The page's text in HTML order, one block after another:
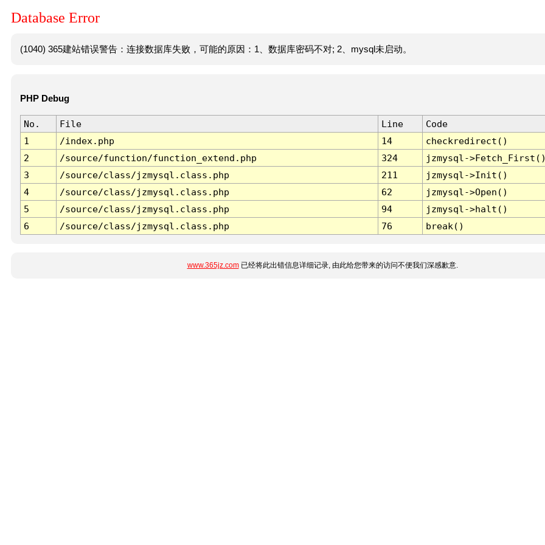
Database Error
(1040) 365建站错误警告：连接数据库失败，可能的原因：1、数据库密码不对; 2、mysql未启动。
PHP Debug
No. File Line
Code
1
/index.php 14
checkredirect()
2
/source/function/function_extend.php 324
jzmysql-
3
/source/class/jzmysql.class.php 211
jzmysql->Init()
4
/source/class/jzmysql.class.php 62
jzmysql->Open()
5
/source/class/jzmysql.class.php 94
jzmysql->halt()
6
/source/class/jzmysql.class.php 76 break()
www.365jz.com已经将此出错信息详细记录, 由此给您带来的访问不便我们深感歉意.